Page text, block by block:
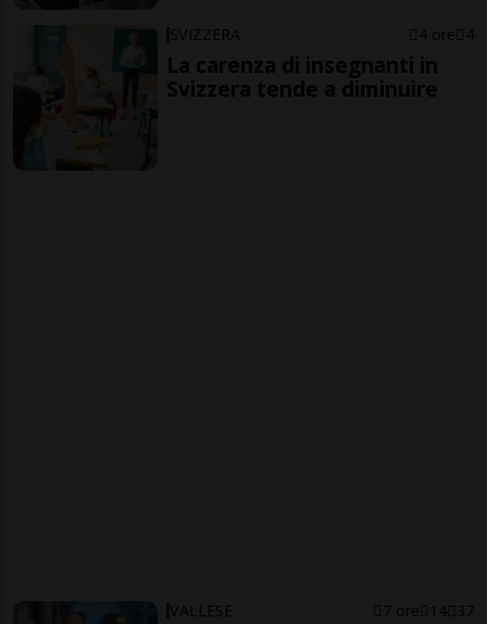
SVIZZERA 4 ore 4
La carenza di insegnanti in
Svizzera tende a diminuire
VALLESE 7 ore 14 37